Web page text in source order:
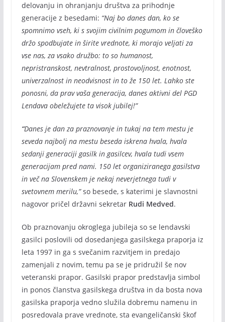
delovanju in ohranjanju društva za prihodnje
generacije z besedami: “Naj bo danes dan, ko se
spomnimo vseh, ki s svojim civilnim pogumom in človeško
držo spodbujate in širite vrednote, ki morajo veljati za
vse nas, za vsako družbo: to so humanost,
nepristranskost, nevtralnost, prostovoljnost, enotnost,
univerzalnost in neodvisnost in to že 150 let. Lahko ste
ponosni, da prav vaša generacija, danes aktivni del PGD
Lendava obeležujete ta visok jubilej!”
“Danes je dan za praznovanje in tukaj na tem mestu je
seveda najbolj na mestu beseda iskrena hvala, hvala
sedanji generaciji gasilk in gasilcev, hvala tudi vsem
generacijam pred nami. 150 let organiziranega gasilstva
in več na Slovenskem je nekaj neverjetnega tudi v
svetovnem merilu,”so besede, s katerimi je slavnostni
nagovor pričel državni sekretar Rudi Medved.
Ob praznovanju okroglega jubileja so se lendavski
gasilci poslovili od dosedanjega gasilskega praporja iz
leta 1997 in ga s svečanim razvitjem in predajo
zamenjali z novim, temu pa se je pridružil še nov
veteranski prapor. Gasilski prapor predstavlja simbol
in ponos članstva gasilskega društva in da bosta nova
gasilska praporja vedno služila dobremu namenu in
posredovala prave vrednote, sta evangeličanski škof